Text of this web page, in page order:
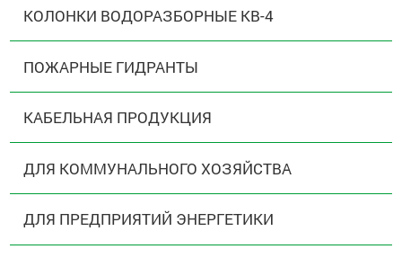
КОЛОНКИ ВОДОРАЗБОРНЫЕ КВ-4
ПОЖАРНЫЕ ГИДРАНТЫ
КАБЕЛЬНАЯ ПРОДУКЦИЯ
ДЛЯ КОММУНАЛЬНОГО ХОЗЯЙСТВА
ДЛЯ ПРЕДПРИЯТИЙ ЭНЕРГЕТИКИ